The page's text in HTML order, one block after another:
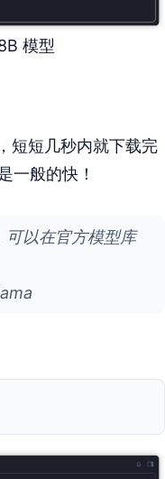
模型
短短几秒内就下载完
一般的快！
可以在官方模型库